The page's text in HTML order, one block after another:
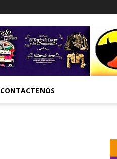
CONTACTENOS